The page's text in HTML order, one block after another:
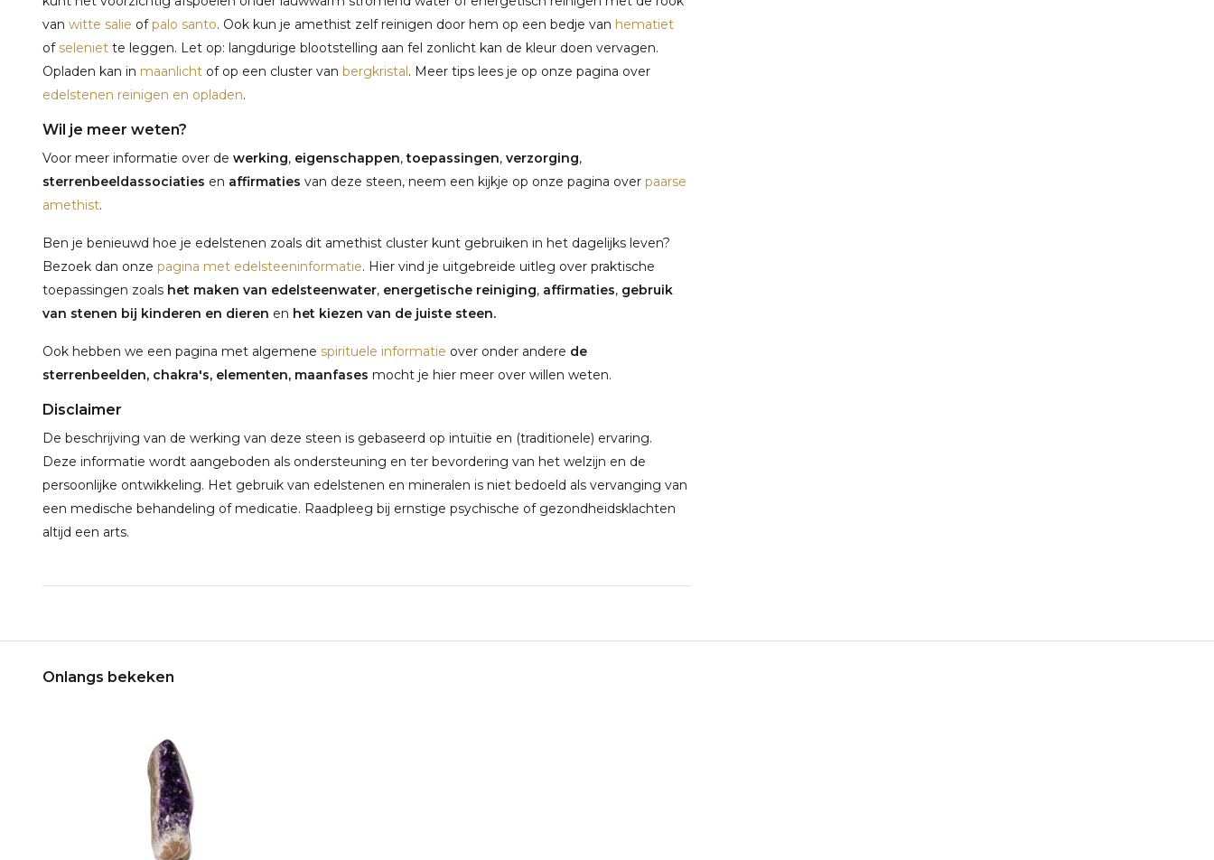
van witte salie ofpalo santo. Ook kun je amethist zelf reinigen door hem op een bedje van hematiet
of seleniet te leggen. Let op: langdurige blootstelling aan fel zonlicht kan de kleur doen vervagen.
Opladen kan in maanlicht of op een cluster van bergkristal. Meer tips lees je op onze pagina over
edelstenen reinigen en opladen.
Wil je meer weten?
Voor meer informatie over de werking, eigenschappen,toepassingen, verzorging,
sterrenbeeldassociaties en affirmaties van deze steen, neem een kijkje op onze pagina over paarse
amethist.
Ben je benieuwd hoe je edelstenen zoals dit amethist cluster kunt gebruiken in het dagelijks leven?
Bezoek dan onze pagina met edelsteeninformatie. Hier vind je uitgebreide uitleg over praktische
toepassingen zoals het maken van edelsteenwater, energetische reiniging, affirmaties, gebruik
van stenen bij kinderen en dieren en het kiezen van de juiste steen.
Ook hebben we een pagina met algemene spirituele informatie over onder andere de
sterrenbeelden, chakra's, elementen, maanfases mocht je hier meer over willen weten.
Disclaimer
De beschrijving van de werking van deze steen is gebaseerd op intuïtie en (traditionele) ervaring.
Deze informatie wordt aangeboden als ondersteuning en ter bevordering van het welzijn en de
persoonlijke ontwikkeling. Het gebruik van edelstenen en mineralen is niet bedoeld als vervanging van
een medische behandeling of medicatie. Raadpleeg bij ernstige psychische of gezondheidsklachten
altijd een arts.
Onlangs bekeken